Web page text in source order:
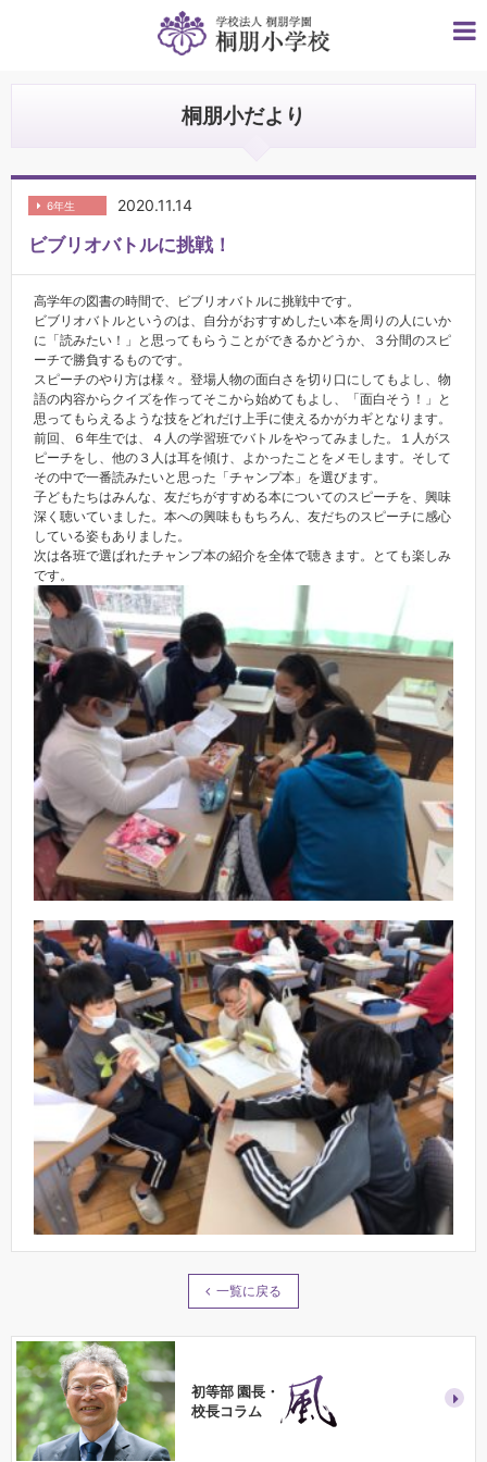
桐朋小だより
2020.11.14
6年生
ビブリオバトルに挑戦！
高学年の図書の時間で、ビブリオバトルに挑戦中です。
ビブリオバトルというのは、自分がおすすめしたい本を周りの人にいか
に「読みたい！」と思ってもらうことができるかどうか、３分間のスピ
ーチで勝負するものです。
スピーチのやり方は様々。登場人物の面白さを切り口にしてもよし、物
語の内容からクイズを作ってそこから始めてもよし、「面白そう！」と
思ってもらえるような技をどれだけ上手に使えるかがカギとなります。
前回、６年生では、４人の学習班でバトルをやってみました。１人がス
ピーチをし、他の３人は耳を傾け、よかったことをメモします。そして
その中で一番読みたいと思った「チャンプ本」を選びます。
子どもたちはみんな、友だちがすすめる本についてのスピーチを、興味
深く聴いていました。本への興味ももちろん、友だちのスピーチに感心
している姿もありました。
次は各班で選ばれたチャンプ本の紹介を全体で聴きます。とても楽しみ
です。
一覧に戻る
初等部 園長・
校長コラム